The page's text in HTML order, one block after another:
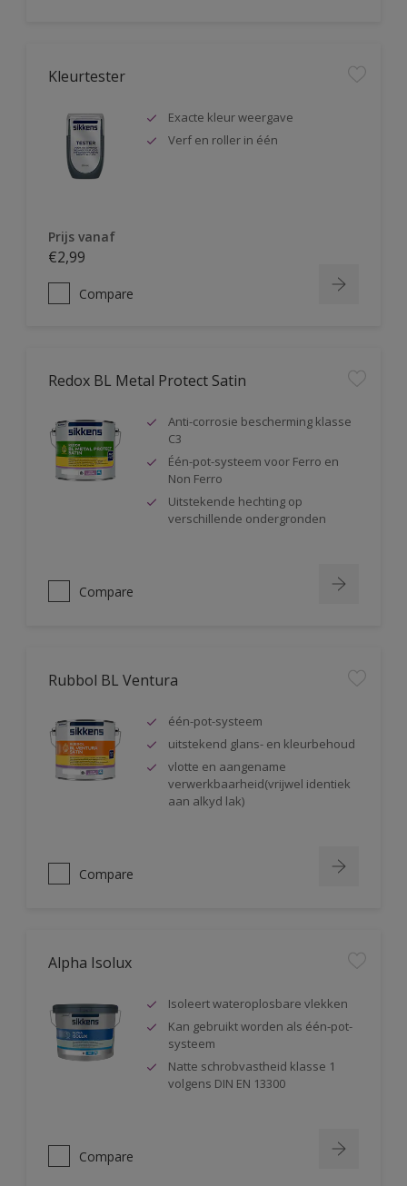
Kleurtester
Exacte kleur weergave
Verf en roller in één
Prijs vanaf
€2,99
Compare
Redox BL Metal Protect Satin
Anti-corrosie bescherming klasse
C3
Één-pot-systeem voor Ferro en
Non Ferro
Uitstekende hechting op
verschillende ondergronden
Compare
Rubbol BL Ventura
één-pot-systeem
uitstekend glans- en kleurbehoud
vlotte en aangename
verwerkbaarheid(vrijwel identiek
aan alkyd lak)
Compare
Alpha Isolux
Isoleert wateroplosbare vlekken
Kan gebruikt worden als één-pot-
systeem
Natte schrobvastheid klasse 1
volgens DIN EN 13300
Compare